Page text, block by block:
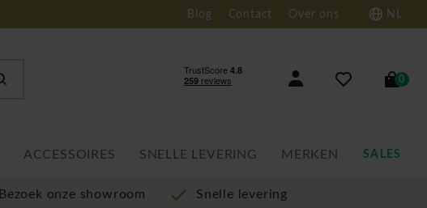
Blog Contact Over ons NL
0
ACCESSOIRES SNELLE LEVERING MERKEN SALES
Bezoek onze showroom Snelle levering